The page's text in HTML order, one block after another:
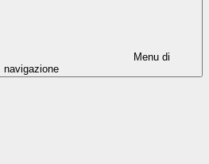
Menu di
navigazione